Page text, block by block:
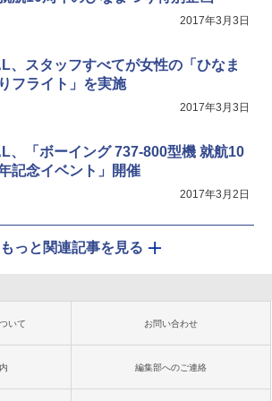
2017年3月3日
、スタッフすべてが女性の「ひなま
フライト」を実施
2017年3月3日
、「ボーイング 737-800型機 就航10
記念イベント」開催
2017年3月2日
もっと関連記事を見る
いて お問い合わせ
編集部へのご連絡